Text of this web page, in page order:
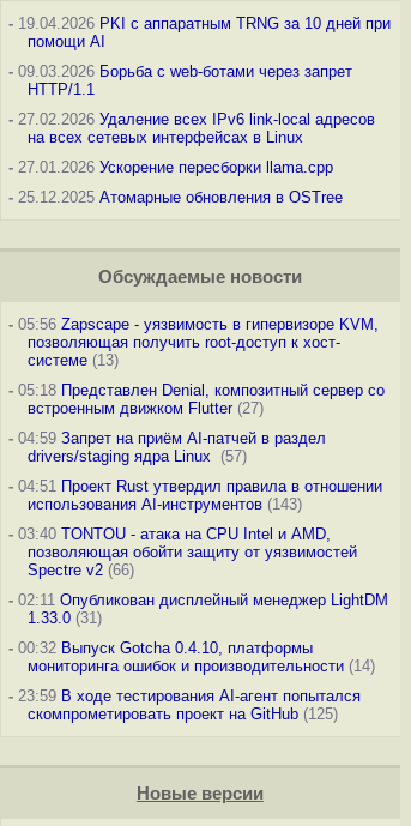
-19.04.2026 PKI с аппаратным TRNG за 10 дней при
помощи AI
-09.03.2026 Борьба с web-ботами через запрет
HTTP/1.1
-27.02.2026 Удаление всех IPv6 link-local адресов
на всех сетевых интерфейсах в Linux
-27.01.2026 Ускорение пересборки llama.cpp
-25.12.2025 Атомарные обновления в OSTree
Обсуждаемые новости
-05:56 Zapscape - уязвимость в гипервизоре KVM,
позволяющая получить root-доступ к хост-
системе(13)
-05:18 Представлен Denial, композитный сервер со
встроенным движком Flutter(27)
-04:59 Запрет на приём AI-патчей в раздел
drivers/staging ядра Linux
(57)
-04:51 Проект Rust утвердил правила в отношении
использования AI-инструментов(143)
-03:40 TONTOU - атака на CPU Intel и AMD,
позволяющая обойти защиту от уязвимостей
Spectre v2(66)
-02:11 Опубликован дисплейный менеджер LightDM
1.33.0(31)
-00:32 Выпуск Gotcha 0.4.10, платформы
мониторинга ошибок и производительности(14)
-23:59 В ходе тестирования AI-агент попытался
скомпрометировать проект на GitHub(125)
Новые версии